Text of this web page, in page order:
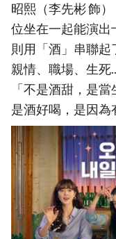
昭熙（李先彬 飾
位坐在一起能演出
則用「酒」串聯
親情、職場、生死
「不是酒甜，是
是酒好喝，是因為